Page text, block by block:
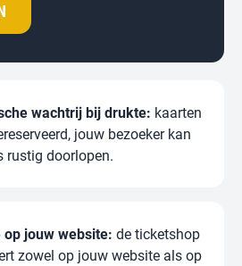
wachtrij bij drukte: kaarten
jouw bezoeker kan
rustig doorlopen.
jouw website: de ticketshop
zowel op jouw website als op